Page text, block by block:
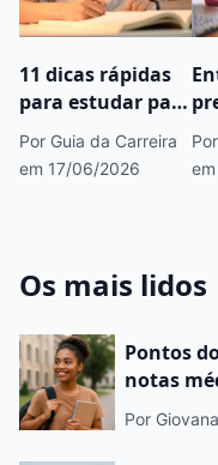
11 dicas rápidas
para estudar para
o Enem 2026
Por Guia da Carreira
em 17/06/2026
Os mais lidos
Pontos
notas
Por